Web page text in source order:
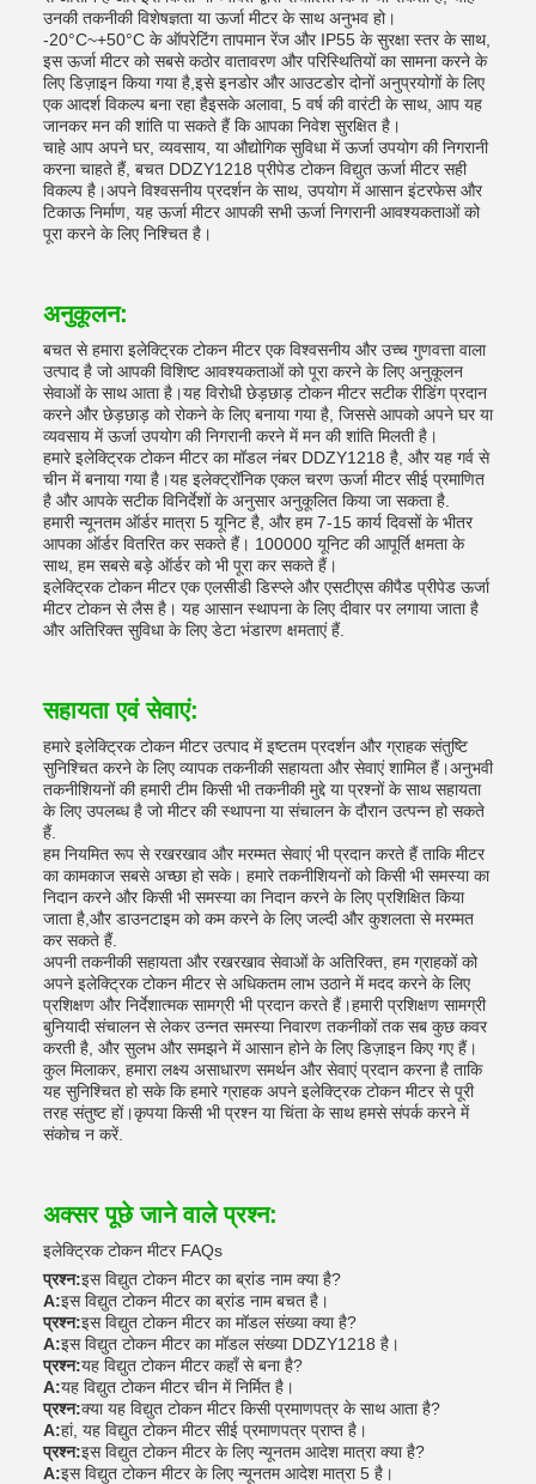
उनकी तकनीकी विशेषज्ञता या ऊर्जा मीटर के साथ अनुभव हो।
-20°C~+50°C के ऑपरेटिंग तापमान रेंज और IP55 के सुरक्षा स्तर के साथ,
इस ऊर्जा मीटर को सबसे कठोर वातावरण और परिस्थितियों का सामना करने के
लिए डिज़ाइन किया गया है,इसे इनडोर और आउटडोर दोनों अनुप्रयोगों के लिए
एक आदर्श विकल्प बना रहा हैइसके अलावा, 5 वर्ष की वारंटी के साथ, आप यह
जानकर मन की शांति पा सकते हैं कि आपका निवेश सुरक्षित है।
चाहे आप अपने घर, व्यवसाय, या औद्योगिक सुविधा में ऊर्जा उपयोग की निगरानी
करना चाहते हैं, बचत DDZY1218 प्रीपेड टोकन विद्युत ऊर्जा मीटर सही
विकल्प है।अपने विश्वसनीय प्रदर्शन के साथ, उपयोग में आसान इंटरफेस और
टिकाऊ निर्माण, यह ऊर्जा मीटर आपकी सभी ऊर्जा निगरानी आवश्यकताओं को
पूरा करने के लिए निश्चित है।
अनुकूलन:
बचत से हमारा इलेक्ट्रिक टोकन मीटर एक विश्वसनीय और उच्च गुणवत्ता वाला
उत्पाद है जो आपकी विशिष्ट आवश्यकताओं को पूरा करने के लिए अनुकूलन
सेवाओं के साथ आता है।यह विरोधी छेड़छाड़ टोकन मीटर सटीक रीडिंग प्रदान
करने और छेड़छाड़ को रोकने के लिए बनाया गया है, जिससे आपको अपने घर या
व्यवसाय में ऊर्जा उपयोग की निगरानी करने में मन की शांति मिलती है।
हमारे इलेक्ट्रिक टोकन मीटर का मॉडल नंबर DDZY1218 है, और यह गर्व से
चीन में बनाया गया है।यह इलेक्ट्रॉनिक एकल चरण ऊर्जा मीटर सीई प्रमाणित
है और आपके सटीक विनिर्देशों के अनुसार अनुकूलित किया जा सकता है.
हमारी न्यूनतम ऑर्डर मात्रा 5 यूनिट है, और हम 7-15 कार्य दिवसों के भीतर
आपका ऑर्डर वितरित कर सकते हैं। 100000 यूनिट की आपूर्ति क्षमता के
साथ, हम सबसे बड़े ऑर्डर को भी पूरा कर सकते हैं।
इलेक्ट्रिक टोकन मीटर एक एलसीडी डिस्प्ले और एसटीएस कीपैड प्रीपेड ऊर्जा
मीटर टोकन से लैस है। यह आसान स्थापना के लिए दीवार पर लगाया जाता है
और अतिरिक्त सुविधा के लिए डेटा भंडारण क्षमताएं हैं.
सहायता एवं सेवाएं:
हमारे इलेक्ट्रिक टोकन मीटर उत्पाद में इष्टतम प्रदर्शन और ग्राहक संतुष्टि
सुनिश्चित करने के लिए व्यापक तकनीकी सहायता और सेवाएं शामिल हैं।अनुभवी
तकनीशियनों की हमारी टीम किसी भी तकनीकी मुद्दे या प्रश्नों के साथ सहायता
के लिए उपलब्ध है जो मीटर की स्थापना या संचालन के दौरान उत्पन्न हो सकते
हैं.
हम नियमित रूप से रखरखाव और मरम्मत सेवाएं भी प्रदान करते हैं ताकि मीटर
का कामकाज सबसे अच्छा हो सके। हमारे तकनीशियनों को किसी भी समस्या का
निदान करने और किसी भी समस्या का निदान करने के लिए प्रशिक्षित किया
जाता है,और डाउनटाइम को कम करने के लिए जल्दी और कुशलता से मरम्मत
कर सकते हैं.
अपनी तकनीकी सहायता और रखरखाव सेवाओं के अतिरिक्त, हम ग्राहकों को
अपने इलेक्ट्रिक टोकन मीटर से अधिकतम लाभ उठाने में मदद करने के लिए
प्रशिक्षण और निर्देशात्मक सामग्री भी प्रदान करते हैं।हमारी प्रशिक्षण सामग्री
बुनियादी संचालन से लेकर उन्नत समस्या निवारण तकनीकों तक सब कुछ कवर
करती है, और सुलभ और समझने में आसान होने के लिए डिज़ाइन किए गए हैं।
कुल मिलाकर, हमारा लक्ष्य असाधारण समर्थन और सेवाएं प्रदान करना है ताकि
यह सुनिश्चित हो सके कि हमारे ग्राहक अपने इलेक्ट्रिक टोकन मीटर से पूरी
तरह संतुष्ट हों।कृपया किसी भी प्रश्न या चिंता के साथ हमसे संपर्क करने में
संकोच न करें.
अक्सर पूछे जाने वाले प्रश्न:
इलेक्ट्रिक टोकन मीटर FAQs
प्रश्न:इस विद्युत टोकन मीटर का ब्रांड नाम क्या है?
A:इस विद्युत टोकन मीटर का ब्रांड नाम बचत है।
प्रश्न:इस विद्युत टोकन मीटर का मॉडल संख्या क्या है?
A:इस विद्युत टोकन मीटर का मॉडल संख्या DDZY1218 है।
प्रश्न:यह विद्युत टोकन मीटर कहाँ से बना है?
A:यह विद्युत टोकन मीटर चीन में निर्मित है।
प्रश्न:क्या यह विद्युत टोकन मीटर किसी प्रमाणपत्र के साथ आता है?
A:हां, यह विद्युत टोकन मीटर सीई प्रमाणपत्र प्राप्त है।
प्रश्न:इस विद्युत टोकन मीटर के लिए न्यूनतम आदेश मात्रा क्या है?
A:इस विद्युत टोकन मीटर के लिए न्यूनतम आदेश मात्रा 5 है।